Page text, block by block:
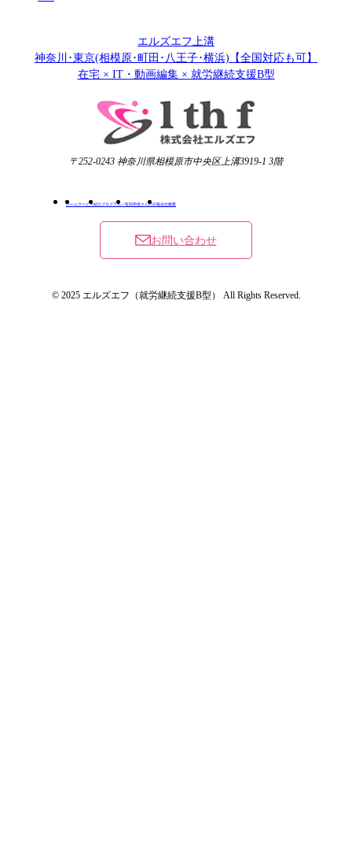
エルズエフ上溝
神奈川･東京(相模原･町田･八王子･横浜)【全国対応も可】
在宅 × IT・動画編集 × 就労継続支援B型
〒252-0243 神奈川県相模原市中央区上溝3919-1 3階
ホームサービス紹介プログラム一覧 利用者さんの日報会社概要
お問い合わせ
© 2025 エルズエフ（就労継続支援B型） All Rights Reserved.